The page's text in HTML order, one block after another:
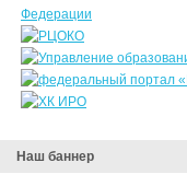
Наш баннер